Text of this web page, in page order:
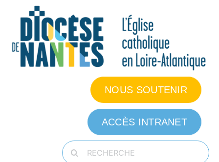
NOUS SOUTENIR
ACCÈS INTRANET
Rechercher: